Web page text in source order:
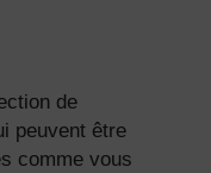
de
peuvent être
comme vous